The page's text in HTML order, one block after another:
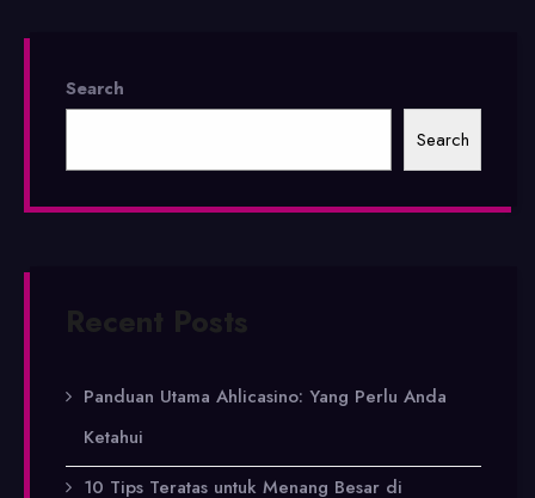
Search
Search
Recent Posts
Panduan Utama Ahlicasino: Yang Perlu Anda
Ketahui
10 Tips Teratas untuk Menang Besar di